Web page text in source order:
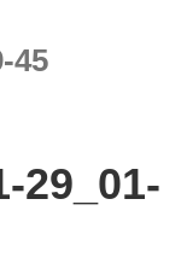
45
29_01-